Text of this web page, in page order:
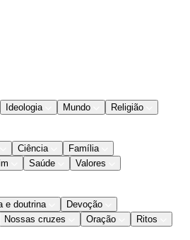
Ideologia Mundo
Religião
Ciência
Família
Saúde
Valores
e doutrina
Devoção
Nossas cruzes Oração
Ritos